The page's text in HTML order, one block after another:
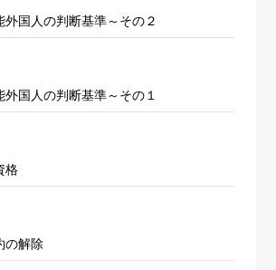
外国人の判断基準～その２
外国人の判断基準～その１
格
の解除